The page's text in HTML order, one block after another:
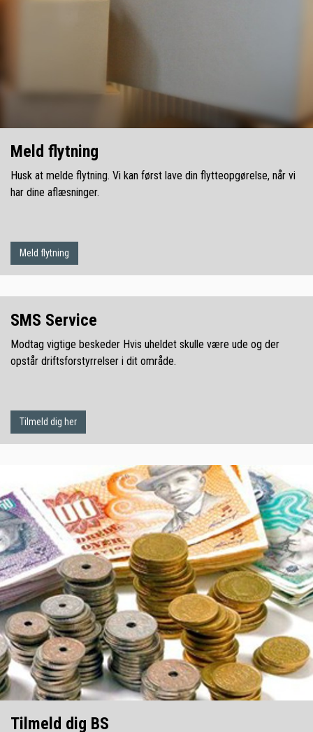
Meld flytning
Husk at melde flytning. Vi kan først lave din flytteopgørelse, når vi
har dine aflæsninger.
Meld flytning
SMS Service
Modtag vigtige beskeder Hvis uheldet skulle være ude og der
opstår driftsforstyrrelser i dit område.
Tilmeld dig her
Tilmeld dig BS